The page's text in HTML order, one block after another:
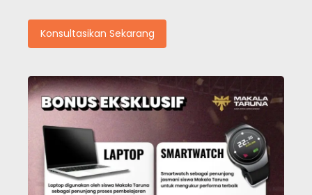
Konsultasikan Sekarang